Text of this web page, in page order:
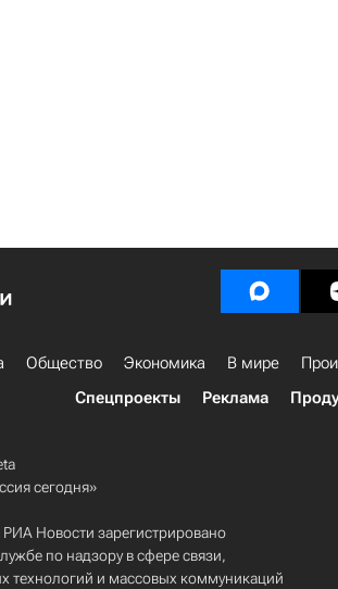
Общество Экономика В мире
Спецпроекты
Реклама
сегодня»
РИА Новости зарегистрировано
по надзору в сфере связи,
технологий и массовых коммуникаций